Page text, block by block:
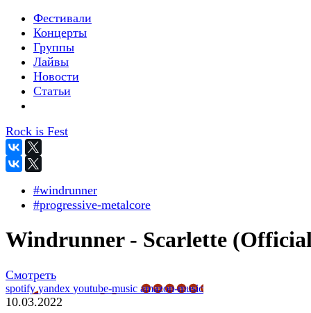
Фестивали
Концерты
Группы
Лайвы
Новости
Статьи
Rock is Fest
#windrunner
#progressive-metalcore
Windrunner - Scarlette
Смотреть
spotifyyandex youtube-music amazon-music
10.03.2022